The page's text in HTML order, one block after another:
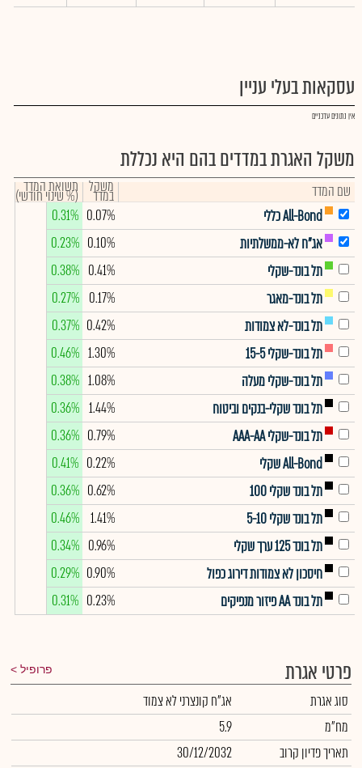
עסקאות בעלי עניין
אין נתונים עדכניים
משקל האגרת במדדים בהם היא נכללת
שם המדד משקל
במדד תשואת המדד
(% שינוי חודשי)
All-Bond כללי
0.07%
0.31%
אג"ח לא-ממשלתיות
0.10%
0.23%
תל בונד-שקלי
0.41%
0.38%
תל בונד-מאגר
0.17%
0.27%
תל בונד-לא צמודות
0.42%
0.37%
תל בונד-שקלי 15-5
1.30%
0.46%
תל בונד-שקלי מעלה
1.08%
0.38%
תל בונד שקלי-בנקים וביטוח
1.44%
0.36%
תל בונד-שקלי AAA-AA
0.79%
0.36%
All-Bond שקלי
0.22%
0.41%
תל בונד שקלי 100
0.62%
0.36%
תל בונד שקלי 5-10
1.41%
0.46%
תל בונד 125 ערך שקלי
0.96%
0.34%
חיסכון לא צמודות דירוג כפול
0.90%
0.29%
תל בונד AA פיזור מנפיקים
0.23%
0.31%
פרטי אגרת פרופיל
סוג אגרת
אג"ח קונצרני לא צמוד
מח"מ
5.9
תאריך פדיון קרוב
30/12/2032